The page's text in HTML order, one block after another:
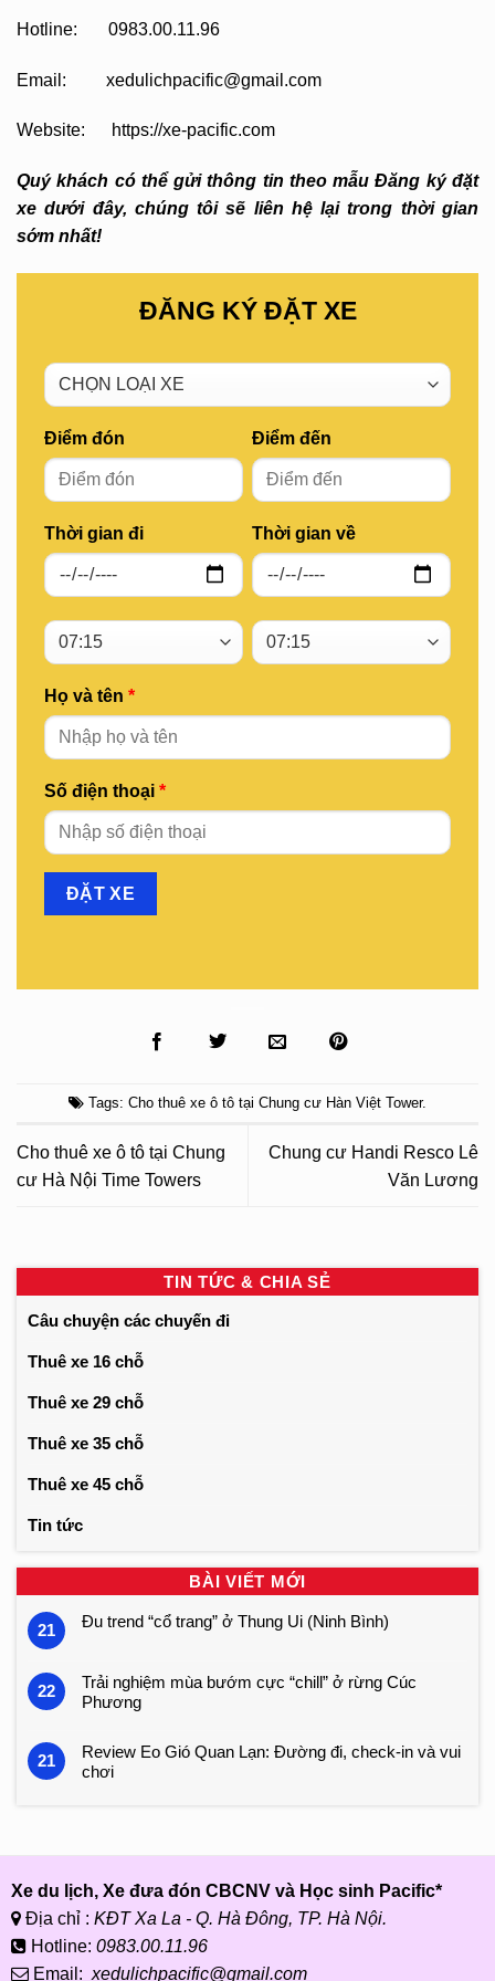
Hotline: 0983.00.11.96
Email: xedulichpacific@gmail.com
Website: https://xe-pacific.com
Quý khách có thể gửi thông tin theo mẫu Đăng ký đặt
xe dưới đây, chúng tôi sẽ liên hệ lại trong thời gian
sớm nhất!
ĐĂNG KÝ ĐẶT XE
Điểm đón
Thời gian đi
Điểm đến
Thời gian về
Họ và tên *
Số điện thoại *
Tags: Cho thuê xe ô tô tại Chung cư Hàn Việt Tower.
Cho thuê xe ô tô tại Chung
cư Hà Nội Time Towers
Chung cư Handi Resco Lê
Văn Lương
TIN TỨC & CHIA SẺ
Câu chuyện các chuyến đi
Thuê xe 16 chỗ
Thuê xe 29 chỗ
Thuê xe 35 chỗ
Thuê xe 45 chỗ
Tin tức
BÀI VIẾT MỚI
21 Đu trend “cổ trang” ở Thung Ui (Ninh Bình)
22
Trải nghiệm mùa bướm cực “chill” ở rừng Cúc
Phương
21
Review Eo Gió Quan Lạn: Đường đi, check-in và vui
chơi
Xe du lịch, Xe đưa đón CBCNV và Học sinh Pacific*
Địa chỉ : KĐT Xa La - Q. Hà Đông, TP. Hà Nội.
Hotline: 0983.00.11.96
Email: xedulichpacific@gmail.com